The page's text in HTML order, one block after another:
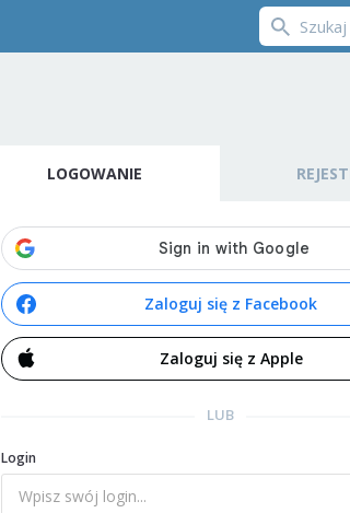
LOGOWANIE
Zaloguj się z Facebook
Zaloguj się z Apple
LUB
Login